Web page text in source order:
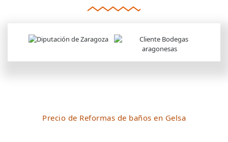
Precio de Reformas de baños en Gelsa